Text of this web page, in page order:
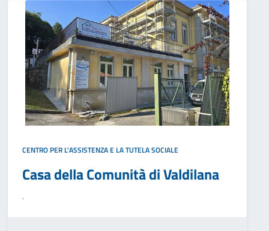
CENTRO PER L'ASSISTENZA E LA TUTELA SOCIALE
Casa della Comunità di Valdilana
.